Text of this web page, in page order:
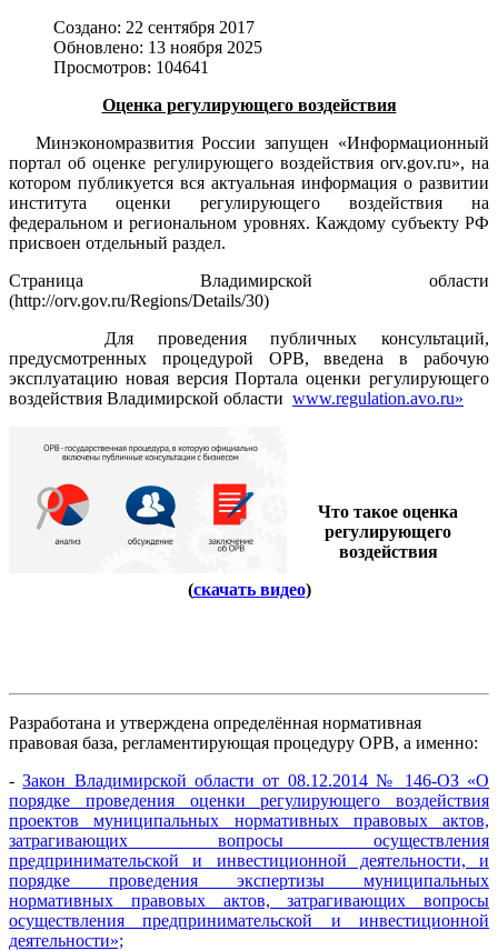
Создано: 22 сентября 2017
Обновлено: 13 ноября 2025
Просмотров: 104641
Оценка регулирующего воздействия
Минэкономразвития России запущен «Информационный
портал об оценке регулирующего воздействия orv.gov.ru», на
котором публикуется вся актуальная информация о развитии
института оценки регулирующего воздействия на
федеральном и региональном уровнях. Каждому субъекту РФ
присвоен отдельный раздел.
Страница Владимирской области
(http://orv.gov.ru/Regions/Details/30)
Для проведения публичных консультаций,
предусмотренных процедурой ОРВ, введена в рабочую
эксплуатацию новая версия Портала оценки регулирующего
воздействия Владимирской области www.regulation.avo.ru»
Что такое оценка
регулирующего
воздействия
(скачать видео)
Разработана и утверждена определённая нормативная
правовая база, регламентирующая процедуру ОРВ, а именно:
-Закон Владимирской области от 08.12.2014 № 146-ОЗ «О
порядке проведения оценки регулирующего воздействия
проектов муниципальных нормативных правовых актов,
затрагивающих вопросы осуществления
предпринимательской и инвестиционной деятельности, и
порядке проведения экспертизы муниципальных
нормативных правовых актов, затрагивающих вопросы
осуществления предпринимательской и инвестиционной
деятельности»;